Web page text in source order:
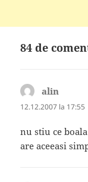
84 de
alin
12.12.2007 la 17:55
nu stiu ce
are aceeasi